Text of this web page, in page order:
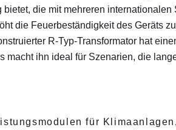
die mit mehreren
die Feuerbeständigkeit des Geräts
R-Typ-Transformator hat
macht ihn ideal für Szenarien, die
für